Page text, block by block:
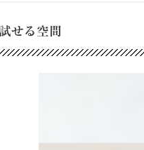
せる空間